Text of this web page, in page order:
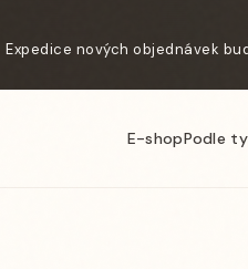
Expedice nových objednávek
E-shopPodle